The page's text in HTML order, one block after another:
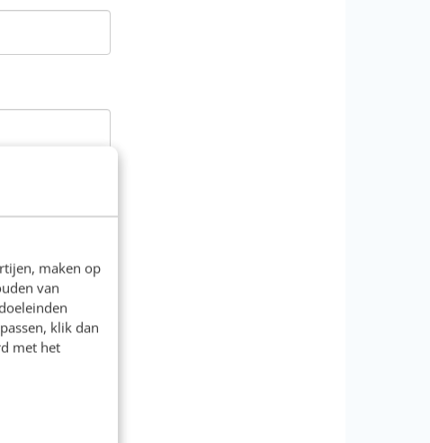
maken op
van
klik dan
met het